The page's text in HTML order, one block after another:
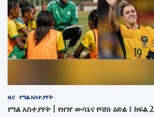
ዜና የግል አስተያየት
የግል አስተያየት | የዘገየ ውሳኔና የባከነ ዕድል ፤ ክፍል 2